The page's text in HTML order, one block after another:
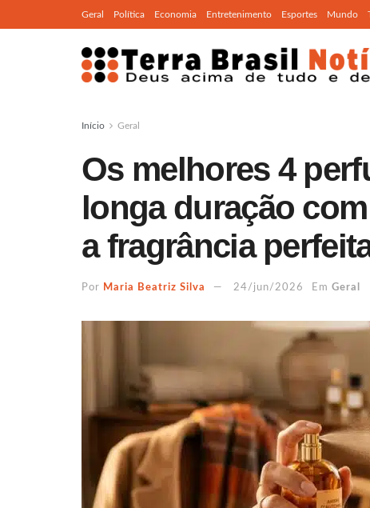
Geral Política Economia Entretenimento Esportes Mundo
Início Geral
Os melhores 4
longa duração
a fragrância
Por Maria Beatriz Silva 24/jun/2026 Em Geral